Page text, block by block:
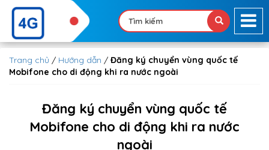
Trang chủ / Hướng dẫn / Đăng ký chuyển vùng quốc tế
Mobifone cho di động khi ra nước ngoài
Đăng ký chuyển vùng quốc tế
Mobifone cho di động khi ra nước
ngoài